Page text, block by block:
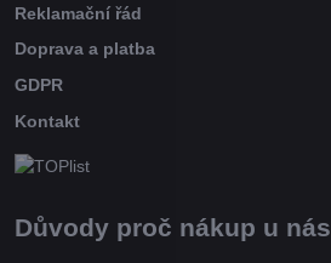
Reklamační řád
Doprava a platba
GDPR
Kontakt
Důvody proč nákup u nás